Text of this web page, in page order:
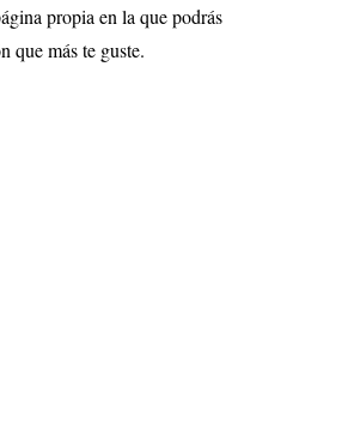
propia en la que podrás
que más te guste.